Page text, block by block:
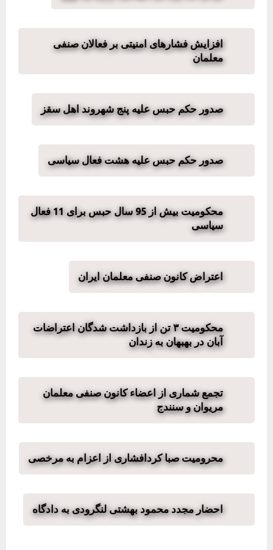
افزایش فشارهای امنیتی بر فعالان صنفی
معلمان
صدور حکم حبس علیه پنج شهروند اهل سقز
صدور حکم حبس علیه هشت فعال سیاسی
محکومیت بیش از 95 سال حبس برای 11 فعال
سیاسی
اعتراض کانون صنفی معلمان ایران
محکومیت ۳ تن از بازداشت شدگان اعتراضات
آبان در بهبهان به زندان
تجمع شماری از اعضاء کانون صنفی معلمان
مریوان و سنندج
محرومیت صبا کردافشاری از اعزام به مرخصی
احضار مجدد محمود بهشتی لنگرودی به دادگاه